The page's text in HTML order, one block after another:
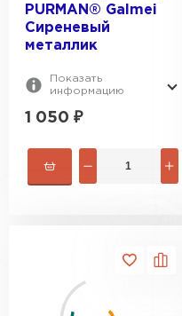
PURMAN® Galmei
Сиреневый
металлик
Показать
информацию
1 050 ₽